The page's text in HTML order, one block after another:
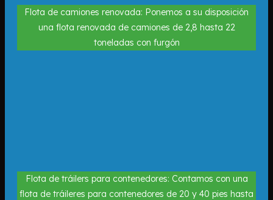
Flota de camiones renovada: Ponemos a su disposición
una flota renovada de camiones de 2,8 hasta 22
toneladas con furgón
Flota de tráilers para contenedores: Contamos con una
flota de tráileres para contenedores de 20 y 40 pies hasta